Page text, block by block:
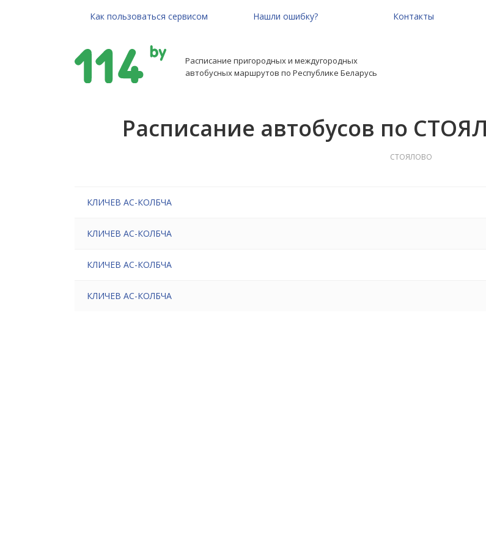
Как пользоваться сервисом Нашли ошибку? Контакты
Расписание пригородных и междугородных
автобусных маршрутов по Республике Беларусь
Расписание автобусов по
СТОЯЛОВО
КЛИЧЕВ АС-КОЛБЧА
КЛИЧЕВ АС-КОЛБЧА
КЛИЧЕВ АС-КОЛБЧА
КЛИЧЕВ АС-КОЛБЧА